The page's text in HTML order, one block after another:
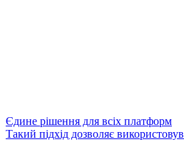
Єдине рішення для всіх платформ
Такий підхід дозволяє